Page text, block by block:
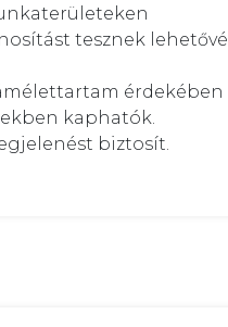
tesznek lehetővé
érdekében
kaphatók.
biztosít.